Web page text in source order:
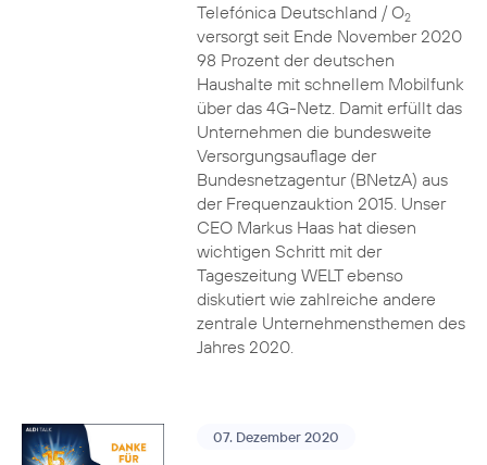
Telefónica Deutschland / O2
versorgt seit Ende November 2020
98 Prozent der deutschen
Haushalte mit schnellem Mobilfunk
über das 4G-Netz. Damit erfüllt das
Unternehmen die bundesweite
Versorgungsauflage der
Bundesnetzagentur (BNetzA) aus
der Frequenzauktion 2015. Unser
CEO Markus Haas hat diesen
wichtigen Schritt mit der
Tageszeitung WELT ebenso
diskutiert wie zahlreiche andere
zentrale Unternehmensthemen des
Jahres 2020.
07. Dezember 2020